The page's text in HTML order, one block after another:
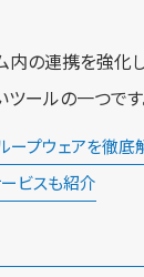
内の連携を強化
ールの一つです
ープウェアを徹底
ービスも紹介